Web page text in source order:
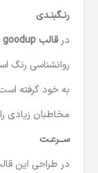
رنـگبنـدی
درقالب goodup
روانشناسی رنگ
به خود گرفته
مخاطبان زیادی
ســرعـت
در طراحی این